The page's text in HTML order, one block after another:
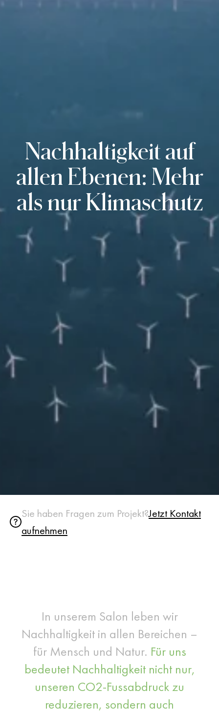
Nachhaltigkeit auf
allen Ebenen: Mehr
als nur Klimaschutz
Sie haben Fragen zum Projekt?Jetzt Kontakt
aufnehmen
In unserem Salon leben wir
Nachhaltigkeit in allen Bereichen –
für Mensch und Natur. Für uns
bedeutet Nachhaltigkeit nicht nur,
unseren CO2-Fussabdruck zu
reduzieren, sondern auch